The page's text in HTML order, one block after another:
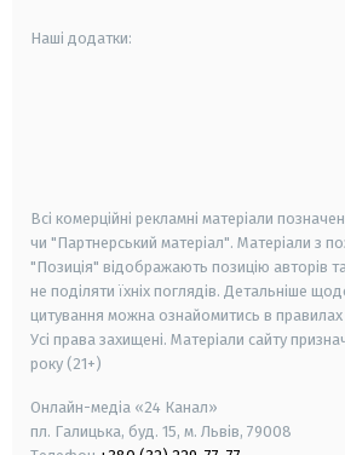
Наші додатки:
Всі комерційні рекламні матеріали
чи "Партнерський матеріал". Матеріали з
"Позиція" відображають позицію авторів
не поділяти їхніх поглядів. Детальніше
цитування можна ознайомитись в
Усі права захищені. Матеріали сайту
року (21+)
Онлайн-медіа «24 Канал»
пл. Галицька, буд. 15, м. Львів, 79008